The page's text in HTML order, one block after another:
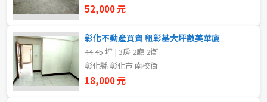
新竹市
新竹縣
苗栗縣
不拘 整層住家
雅房 其他住宅 店面 頂讓
辦公 住辦 廠房
52,000 元
彰化不動產買賣 租彰基大坪數美華廈
44.45 坪 | 3房 2廳 2衛
彰化縣 彰化市 南校街
18,000 元